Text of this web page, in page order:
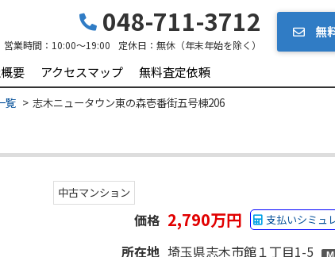
048-711-3712
営業時間： 10:00～19:00 定休日： 無休（年末年始を除く）
無
要 アクセスマップ 無料査定依頼
覧 志木ニュータウン東の森壱番街五号棟206
中古マンション
価格 2,790万円 支払いシミュ
所在地 埼玉県志木市館１丁目1-5